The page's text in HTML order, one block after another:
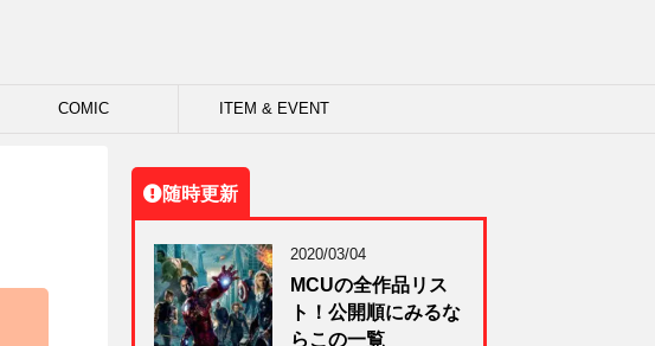
COMIC ITEM & EVENT
随時更新
2020/03/04
MCUの全作品リス
ト！公開順にみるな
らこの一覧